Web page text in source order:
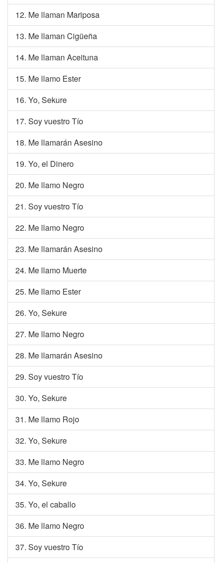
12. Me llaman Mariposa
13. Me llaman Cigüeña
14. Me llaman Aceituna
15. Me llamo Ester
16. Yo, Sekure
17. Soy vuestro Tío
18. Me llamarán Asesino
19. Yo, el Dinero
20. Me llamo Negro
21. Soy vuestro Tío
22. Me llamo Negro
23. Me llamarán Asesino
24. Me llamo Muerte
25. Me llamo Ester
26. Yo, Sekure
27. Me llamo Negro
28. Me llamarán Asesino
29. Soy vuestro Tío
30. Yo, Sekure
31. Me llamo Rojo
32. Yo, Sekure
33. Me llamo Negro
34. Yo, Sekure
35. Yo, el caballo
36. Me llamo Negro
37. Soy vuestro Tío